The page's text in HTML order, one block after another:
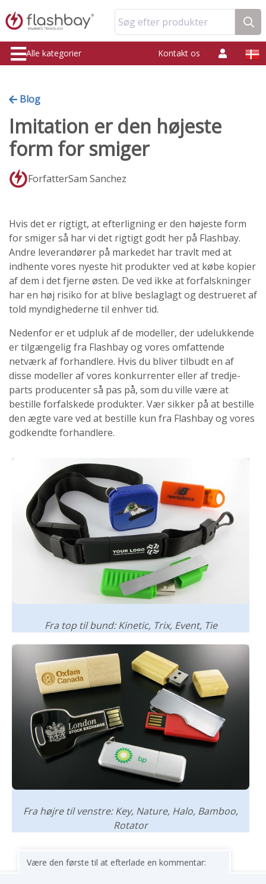
Søg efter produkter
Alle kategorier Kontakt os
Blog
Imitation er den højeste
form for smiger
ForfatterSam Sanchez
Hvis det er rigtigt, at efterligning er den højeste form
for smiger så har vi det rigtigt godt her på Flashbay.
Andre leverandører på markedet har travlt med at
indhente vores nyeste hit produkter ved at købe kopier
af dem i det fjerne østen. De ved ikke at forfalskninger
har en høj risiko for at blive beslaglagt og destrueret af
told myndighederne til enhver tid.
Nedenfor er et udpluk af de modeller, der udelukkende
er tilgængelig fra Flashbay og vores omfattende
netværk af forhandlere. Hvis du bliver tilbudt en af
disse modeller af vores konkurrenter eller af tredje-
parts producenter så pas på, som du ville være at
bestille forfalskede produkter. Vær sikker på at bestille
den ægte vare ved at bestille kun fra Flashbay og vores
godkendte forhandlere.
Fra top til bund: Kinetic, Trix, Event, Tie
Fra højre til venstre: Key, Nature, Halo, Bamboo,
Rotator
Være den første til at efterlade en kommentar: